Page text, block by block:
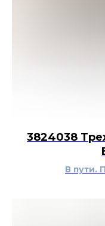
3824038
В пути.